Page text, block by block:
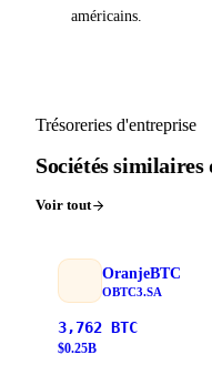
américains.
Trésoreries d'entreprise
Sociétés
Voir tout
OranjeBTC
OBTC3.SA
3,762 BTC
$0.25B